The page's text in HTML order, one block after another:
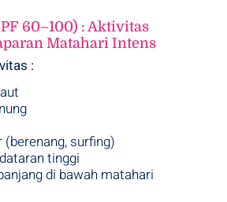
60–100) : Aktivitas
Matahari Intens
:
(berenang, surfing)
tinggi
di bawah matahari